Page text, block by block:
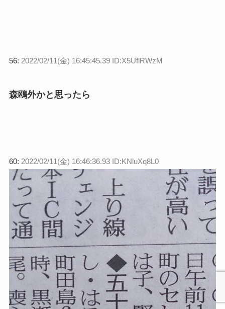
56: 2022/02/11(金) 16:45:45.39 ID:X5UflRWzM
森鴎外かと思ったら
60: 2022/02/11(金) 16:46:36.93 ID:KNluXq8L0